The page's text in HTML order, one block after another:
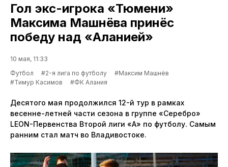
Гол экс-игрока «Тюмени»
Максима Машнёва принёс
победу над «Аланией»
10 мая, 11:33
Футбол
#2-я лига по футболу
#Максим Машнёв
#Тимур Касимов
#ФК Алания
Десятого мая продолжился 12-й тур в рамках
весенне-летней части сезона в группе «Серебро»
LEON-Первенства Второй лиги «А» по футболу. Самым
ранним стал матч во Владивостоке.